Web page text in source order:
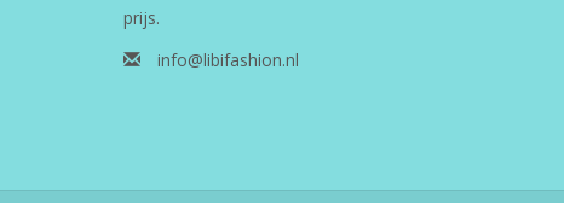
prijs.
info@libifashion.nl